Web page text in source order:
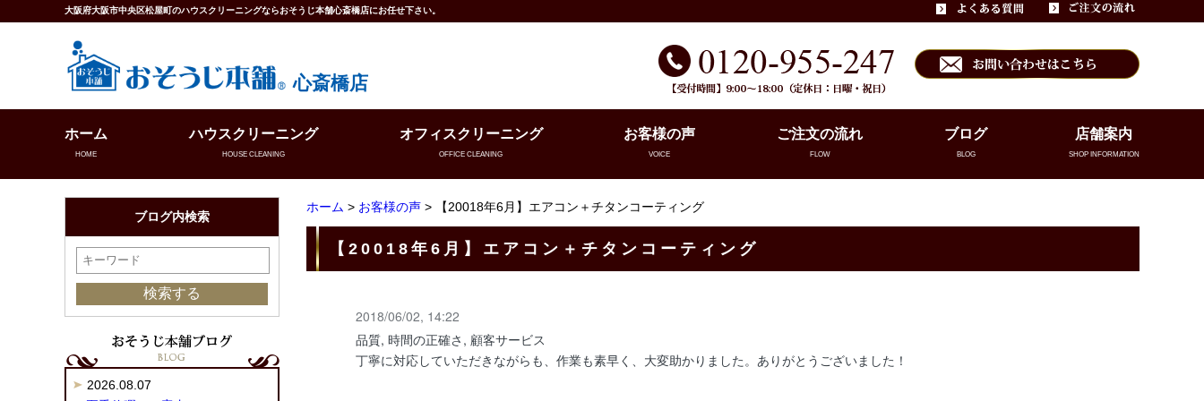
大阪府大阪市中央区松屋町のハウスクリーニングならおそうじ本舗心斎橋店にお任せ下さい。
心斎橋店
ホーム
HOME
ハウスクリーニング
HOUSE CLEANING
オフィスクリーニング
OFFICE CLEANING
お客様の声
VOICE
ご注文の流れ
FLOW
ブログ
BLOG
店舗案内
SHOP INFORMATION
ホーム > お客様の声 > 【20018年6月】エアコン＋チタンコーティング
【20018年6月】エアコン＋チタンコーティング
2018/06/02, 14:22
品質, 時間の正確さ, 顧客サービス
丁寧に対応していただきながらも、作業も素早く、大変助かりました。ありがとうございました！
ブログ内検索
2026.08.07